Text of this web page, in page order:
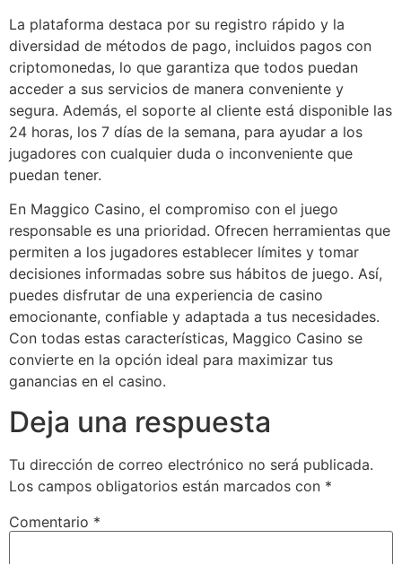
La plataforma destaca por su registro rápido y la
diversidad de métodos de pago, incluidos pagos con
criptomonedas, lo que garantiza que todos puedan
acceder a sus servicios de manera conveniente y
segura. Además, el soporte al cliente está disponible las
24 horas, los 7 días de la semana, para ayudar a los
jugadores con cualquier duda o inconveniente que
puedan tener.
En Maggico Casino, el compromiso con el juego
responsable es una prioridad. Ofrecen herramientas que
permiten a los jugadores establecer límites y tomar
decisiones informadas sobre sus hábitos de juego. Así,
puedes disfrutar de una experiencia de casino
emocionante, confiable y adaptada a tus necesidades.
Con todas estas características, Maggico Casino se
convierte en la opción ideal para maximizar tus
ganancias en el casino.
Deja una respuesta
Tu dirección de correo electrónico no será publicada.
Los campos obligatorios están marcados con *
Comentario *